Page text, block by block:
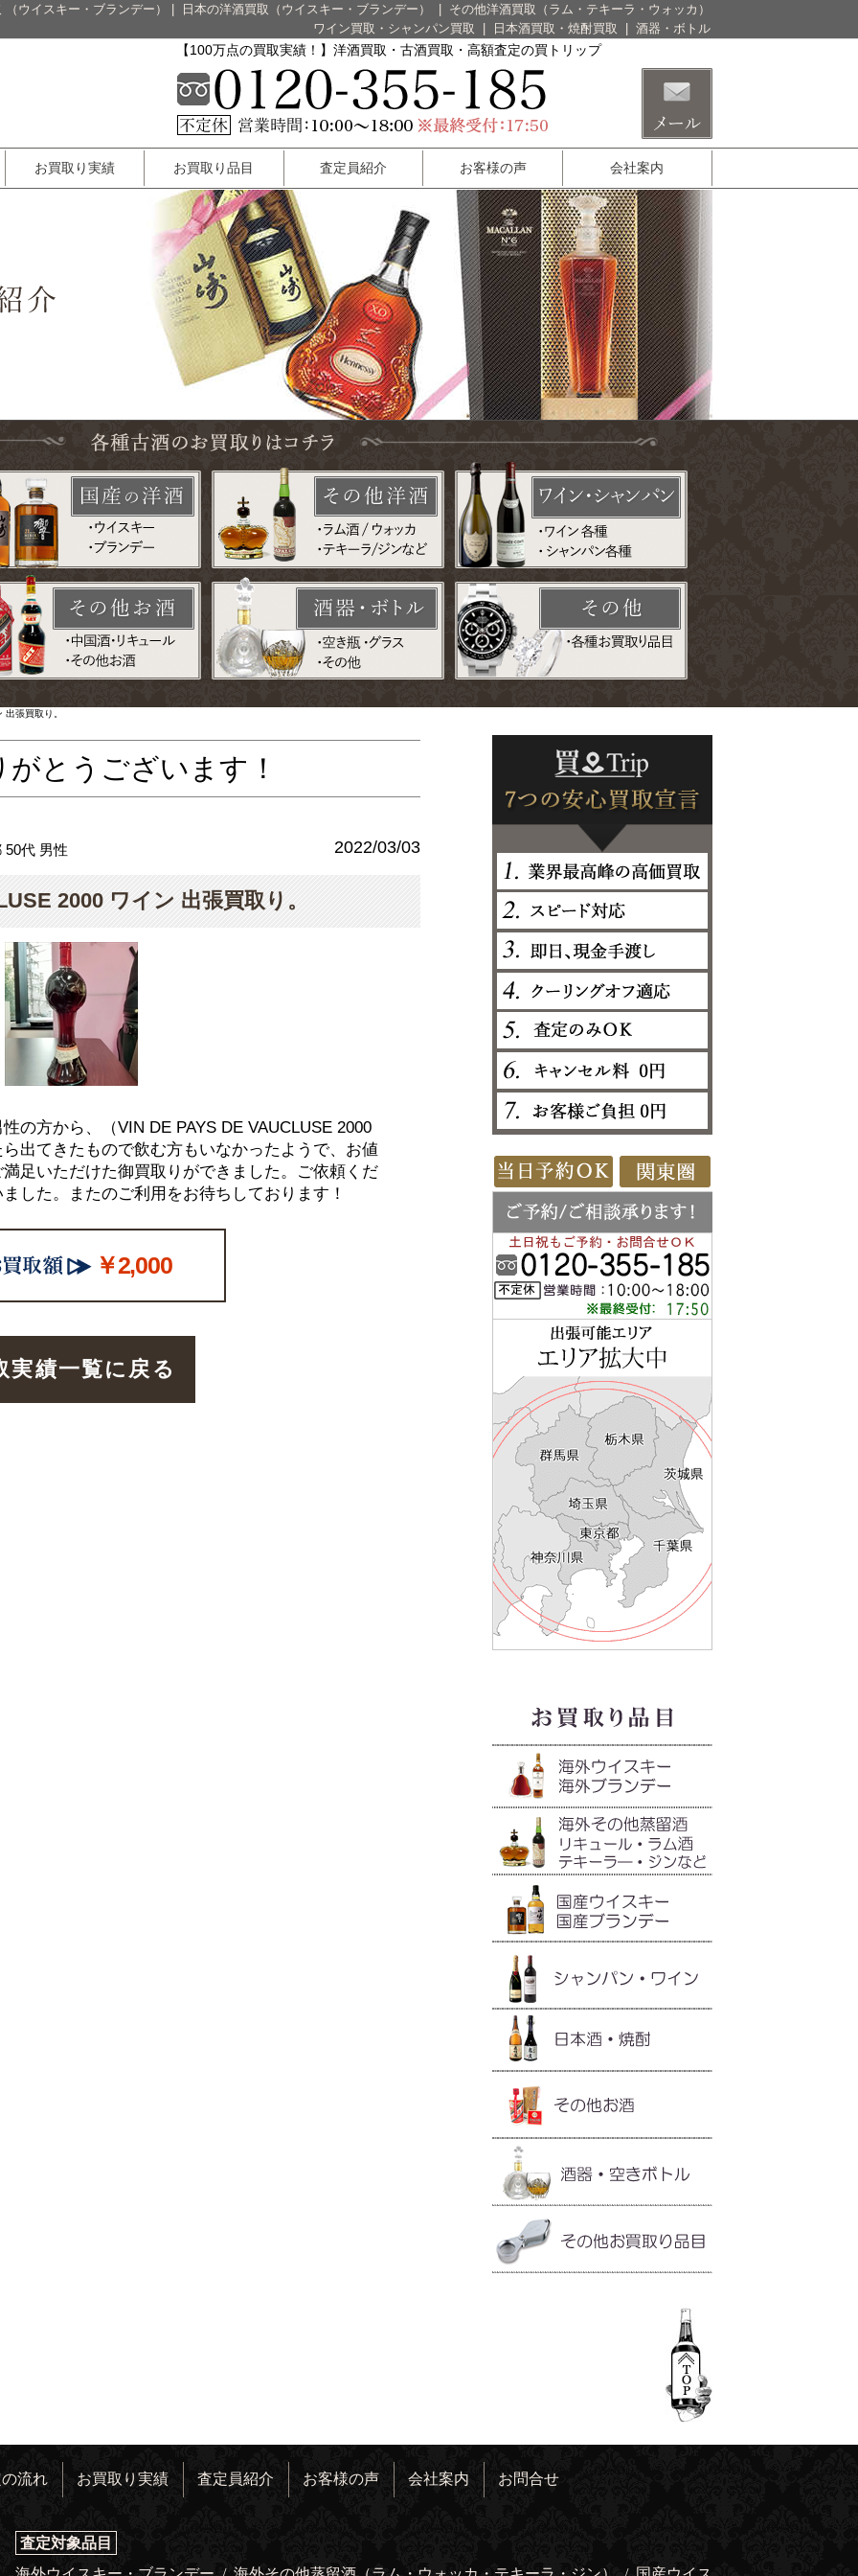
ウイスキー・ブランデー） 日本の洋酒買取（ウイスキー・ブランデー）
その他洋酒買取（ラム・テキーラ・ウォッカ）
ワイン買取・シャンパン買取
日本酒買取・焼酎買取 酒器・ボトル
【100万点の買取実績！】洋酒買取・古酒買取・高額査定の買トリップ
お買取り実績 お買取り品目 査定員紹介 お客様の声 会社案内
張買取り。
とうございます！
50代 男性 2022/03/03
2000 ワイン 出張買取り。
の方から、（VIN DE PAYS DE VAUCLUSE 2000
出てきたもので飲む方もいなかったようで、お値
足いただけた御買取りができました。ご依頼くだ
した。またのご利用をお待ちしております！
￥2,000
実績一覧に戻る
流れ お買取り実績 査定員紹介 お客様の声 会社案内 お問合せ
査定対象品目